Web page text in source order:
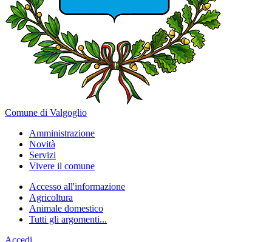
Comune di Valgoglio
Amministrazione
Novità
Servizi
Vivere il comune
Accesso all'informazione
Agricoltura
Animale domestico
Tutti gli argomenti...
Accedi